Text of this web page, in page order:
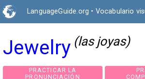
LanguageGuide.org • Vocabulario
Jewelry (las joyas)